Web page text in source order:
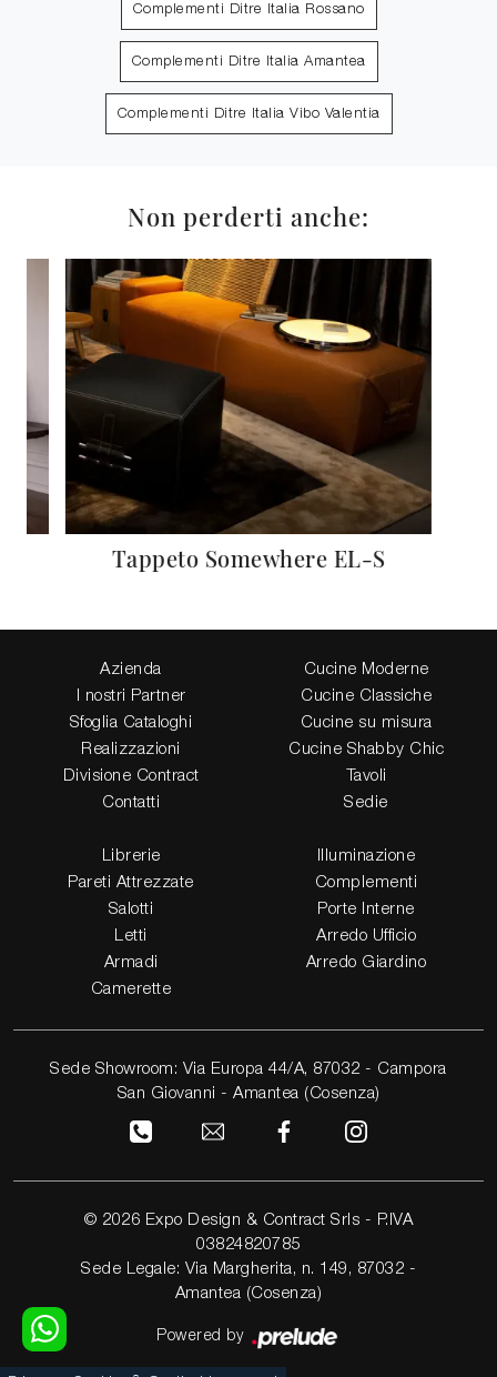
Complementi Ditre Italia Rossano
Complementi Ditre Italia Amantea
Complementi Ditre Italia Vibo Valentia
Non perderti anche:
Tappeto Somewhere EL-S
Azienda
I nostri Partner
Sfoglia Cataloghi
Realizzazioni
Divisione Contract
Contatti
Cucine Moderne
Cucine Classiche
Cucine su misura
Cucine Shabby Chic
Tavoli
Sedie
Librerie
Pareti Attrezzate
Salotti
Letti
Armadi
Camerette
Illuminazione
Complementi
Porte Interne
Arredo Ufficio
Arredo Giardino
Sede Showroom: Via Europa 44/A, 87032 - Campora
San Giovanni - Amantea (Cosenza)
© 2026 Expo Design & Contract Srls - P.IVA
03824820785
Sede Legale: Via Margherita, n. 149, 87032 -
Amantea (Cosenza)
Powered by